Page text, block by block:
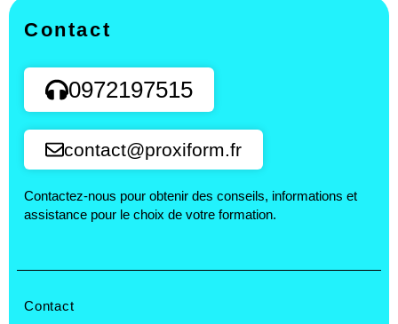
Contact
0972197515
contact@proxiform.fr
Contactez-nous pour obtenir des conseils, informations et
assistance pour le choix de votre formation.
Contact